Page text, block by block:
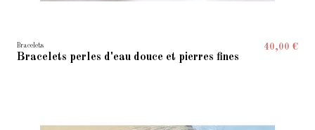
Bracelets
Bracelets perles d'eau douce et pierres fines
40,00 €